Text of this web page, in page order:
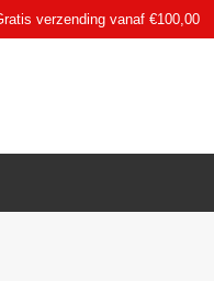
verzending vanaf €100,00